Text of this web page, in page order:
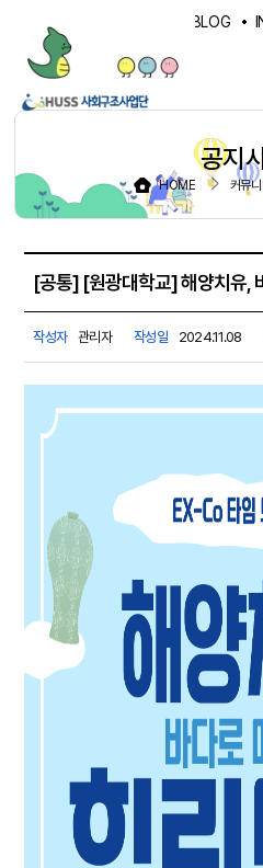
NAVER BLOG
공지
HOME 커뮤니
[공통] [원광대학교] 해양치유,
작성자 관리자 작성일 2024.11.08